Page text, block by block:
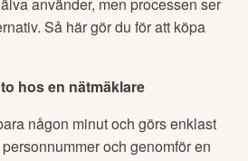
Så här gör du för att köpa
hos en nätmäklare
någon minut och görs enklast
och genomför en